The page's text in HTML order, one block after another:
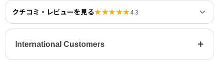
クチコミ・レビューを見る★★★★★4.3
International Customers +